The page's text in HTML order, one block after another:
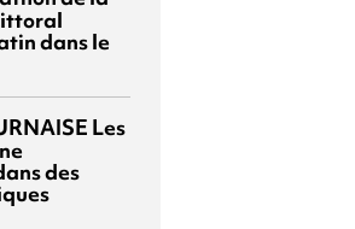
dans le
Les
des